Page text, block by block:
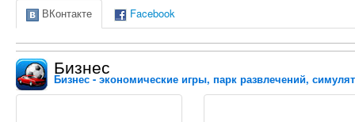
ВКонтакте Facebook
Бизнес
Бизнес - экономические игры, парк развлечений,